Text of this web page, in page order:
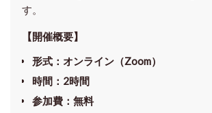
す。
【開催概要】
形式：オンライン（Zoom）
時間：2時間
参加費：無料